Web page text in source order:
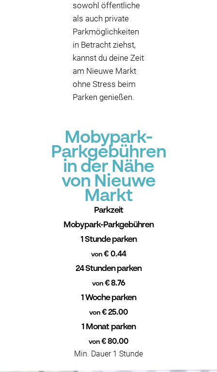
sowohl öffentliche
als auch private
Parkmöglichkeiten
in Betracht ziehst,
kannst du deine Zeit
am Nieuwe Markt
ohne Stress beim
Parken genießen.
Mobypark-
Parkgebühren
in der Nähe
von Nieuwe
Markt
Parkzeit
Mobypark-Parkgebühren
1 Stunde parken
von € 0.44
24 Stunden parken
von€ 8.76
1 Woche parken
von€ 25.00
1 Monat parken
von€ 80.00
Min. Dauer 1 Stunde